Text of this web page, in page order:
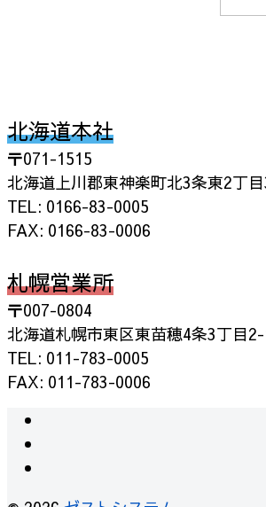
北海道本社
〒071-1515
北海道上川郡東神楽町北3条東2丁
TEL: 0166-83-0005
FAX: 0166-83-0006
札幌営業所
〒007-0804
北海道札幌市東区東苗穂4条3丁目
TEL: 011-783-0005
FAX: 011-783-0006